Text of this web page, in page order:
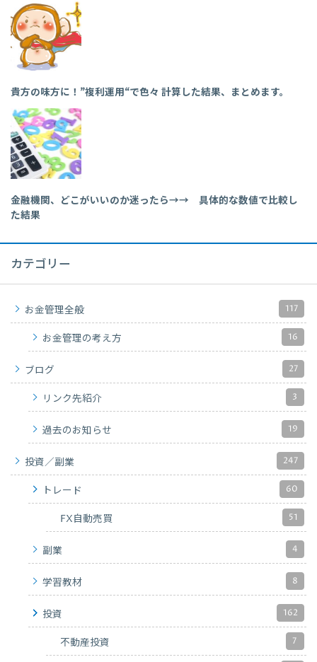
貴方の味方に！”複利運用“で色々 計算した結果、まとめます。
金融機関、どこがいいのか迷ったら→→ 具体的な数値で比較し
た結果
カテゴリー
お金管理全般 117
お金管理の考え方 16
ブログ 27
リンク先紹介 3
過去のお知らせ 19
投資／副業 247
トレード 60
FX自動売買 51
副業 4
学習教材 8
投資 162
不動産投資 7